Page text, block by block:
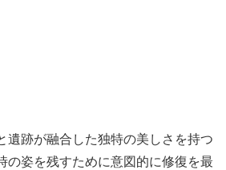
遺跡が融合した独特の美しさを持つ
の姿を残すために意図的に修復を最